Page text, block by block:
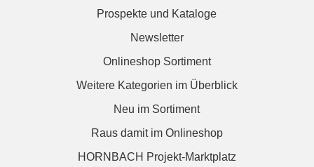
Prospekte und Kataloge
Newsletter
Onlineshop Sortiment
Weitere Kategorien im Überblick
Neu im Sortiment
Raus damit im Onlineshop
HORNBACH Projekt-Marktplatz